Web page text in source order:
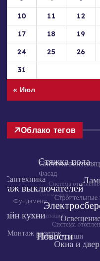
3
4 5
10
11 12
17
18 19
24
25 26
31
Облако тегов